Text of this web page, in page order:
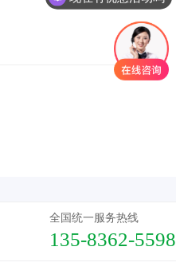
全国统一服务热线
135-8362-5598